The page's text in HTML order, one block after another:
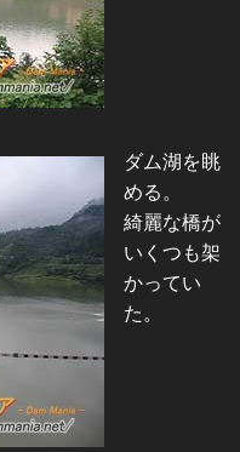
ダム湖を眺
める。
綺麗な橋が
いくつも架
かってい
た。